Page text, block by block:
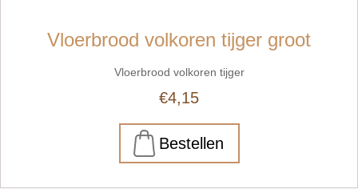
Vloerbrood volkoren tijger groot
Vloerbrood volkoren tijger
€4,15